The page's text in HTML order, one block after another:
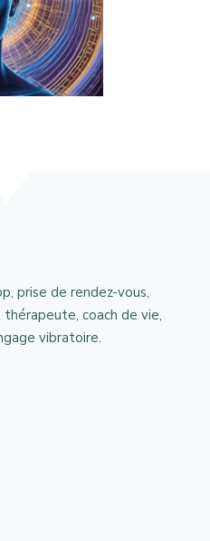
prise de rendez-vous,
coach de vie,
vibratoire.